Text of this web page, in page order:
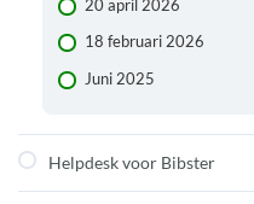
Afbeeldingen toevoegen
20 april 2026
18 februari 2026
Juni 2025
Helpdesk voor Bibster